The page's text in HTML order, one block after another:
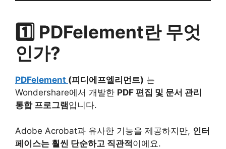
1️⃣ PDFelement란 무엇
인가?
PDFelement (피디에프엘리먼트) 는
Wondershare에서 개발한 PDF 편집 및 문서 관리
통합 프로그램입니다.
Adobe Acrobat과 유사한 기능을 제공하지만, 인터
페이스는 훨씬 단순하고 직관적이에요.